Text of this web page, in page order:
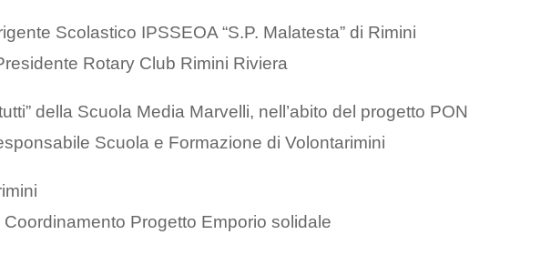
Scolastico IPSSEOA “S.P. Malatesta” di Rimini
Rotary Club Rimini Riviera
della Scuola Media Marvelli, nell’abito del progetto PON
Scuola e Formazione di Volontarimini
Progetto Emporio solidale